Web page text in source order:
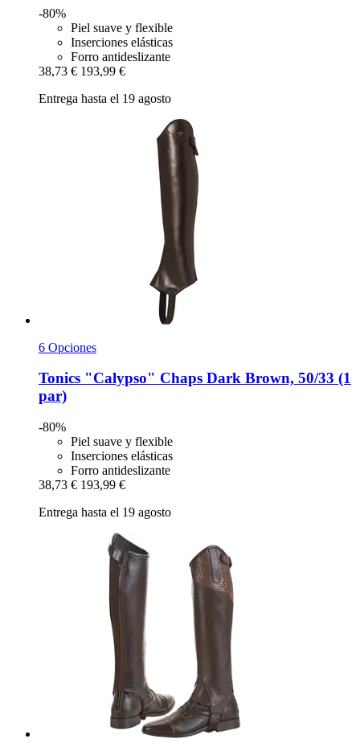
-80%
Piel suave y flexible
Inserciones elásticas
Forro antideslizante
38,73 € 193,99 €
Entrega hasta el 19 agosto
6 Opciones
Tonics "Calypso" Chaps Dark Brown, 50/33 (1
par)
-80%
Piel suave y flexible
Inserciones elásticas
Forro antideslizante
38,73 € 193,99 €
Entrega hasta el 19 agosto